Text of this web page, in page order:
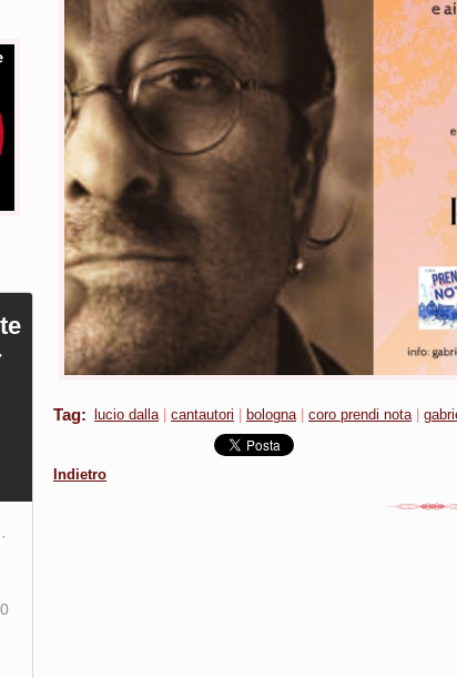
Tag: lucio dalla cantautori bologna coro prendi nota
Indietro
·